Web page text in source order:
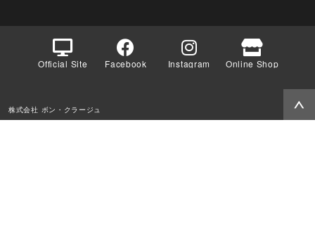
Official Site Facebook Instagram Online Shop
株式会社 ボン・クラージュ